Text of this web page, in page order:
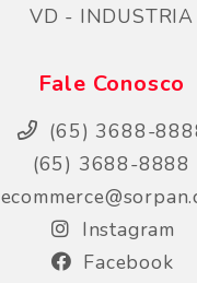
VD - INDUSTRIA
Fale Conosco
(65) 3688-
(65) 3688-8888
Instagram
Facebook